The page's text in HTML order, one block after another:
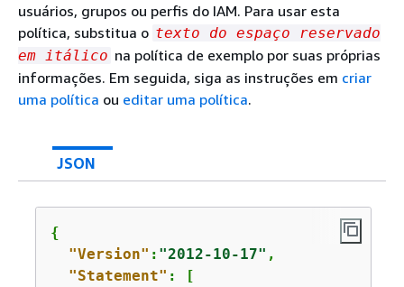
usuários, grupos ou perfis do IAM. Para usar esta
política, substitua o texto do espaço reservado
em itálico na política de exemplo por suas próprias
informações. Em seguida, siga as instruções em criar
uma política ou editar uma política.
JSON
{
"Version" : "2012-10-17" ,
"Statement" : [